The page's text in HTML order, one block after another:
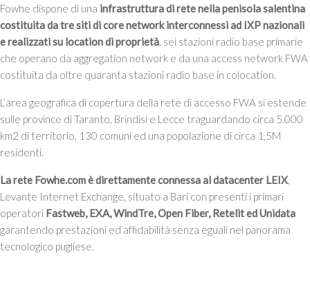
Fowhe dispone di una infrastruttura di rete nella penisola salentina
costituita da tre siti di core network interconnessi ad IXP nazionali
e realizzati su location di proprietà, sei stazioni radio base primarie
che operano da aggregation network e da una access network FWA
costituita da oltre quaranta stazioni radio base in colocation.
L’area geografica di copertura della rete di accesso FWA si estende
sulle province di Taranto, Brindisi e Lecce traguardando circa 5.000
km2 di territorio, 130 comuni ed una popolazione di circa 1,5M
residenti.
La rete Fowhe.com è direttamente connessa al datacenter LEIX,
Levante Internet Exchange, situato a Bari con presenti i primari
operatori Fastweb, EXA, WindTre, Open Fiber, Retelit ed Unidata
garantendo prestazioni ed affidabilità senza eguali nel panorama
tecnologico pugliese.